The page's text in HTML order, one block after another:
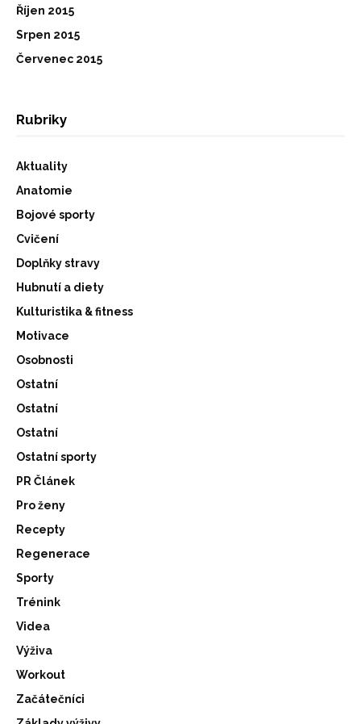
Říjen 2015
Srpen 2015
Červenec 2015
Rubriky
Aktuality
Anatomie
Bojové sporty
Cvičení
Doplňky stravy
Hubnutí a diety
Kulturistika & fitness
Motivace
Osobnosti
Ostatní
Ostatní
Ostatní
Ostatní sporty
PR Článek
Pro ženy
Recepty
Regenerace
Sporty
Trénink
Videa
Výživa
Workout
Začátečníci